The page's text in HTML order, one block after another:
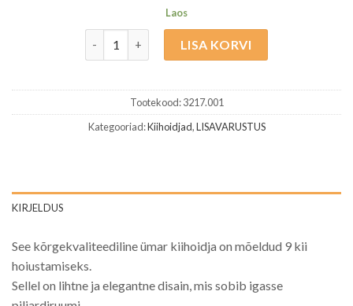
Laos
LISA KORVI
Tootekood:3217.001
Kategooriad:Kiihoidjad,LISAVARUSTUS
KIRJELDUS
See kõrgekvaliteediline ümar kiihoidja on mõeldud 9 kii
hoiustamiseks.
Sellel on lihtne ja elegantne disain, mis sobib igasse